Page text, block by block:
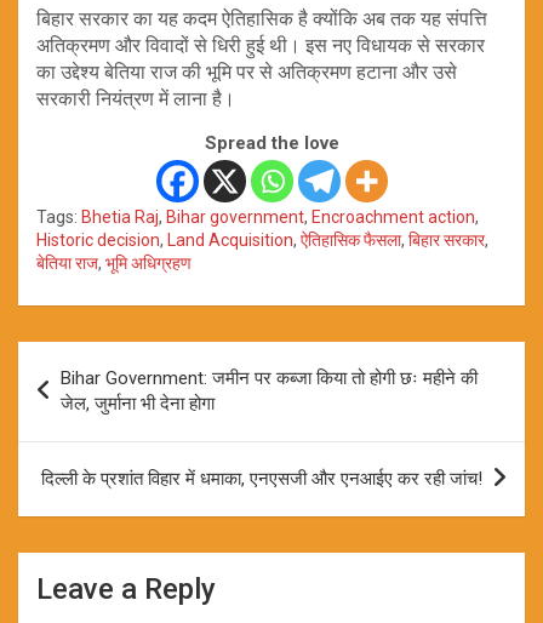
बिहार सरकार का यह कदम ऐतिहासिक है क्योंकि अब तक यह संपत्ति
अतिक्रमण और विवादों से धिरी हुई थी। इस नए विधायक से सरकार
का उद्देश्य बेतिया राज की भूमि पर से अतिक्रमण हटाना और उसे
सरकारी नियंत्रण में लाना है।
Spread the love
Tags: Bhetia Raj, Bihar government, Encroachment action,
Historic decision, Land Acquisition, ऐतिहासिक फैसला, बिहार सरकार,
बेतिया राज, भूमि अधिग्रहण
navigation
Bihar Government: जमीन पर कब्जा किया तो होगी छः महीने की
जेल, जुर्माना भी देना होगा
दिल्ली के प्रशांत विहार में धमाका, एनएसजी और एनआईए कर रही जांच!
Leave a Reply